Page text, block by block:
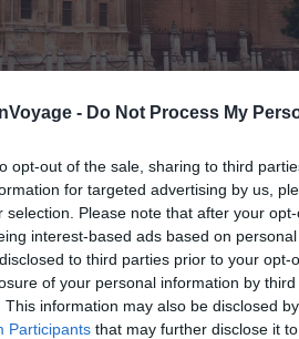
- Do Not Process My
opt-out of the sale, sharing to third
for targeted advertising by us,
selection. Please note that after your
interest-based ads based on
to third parties prior to your
of your personal information by
This information may also be disclosed
Participants that may further disclose it
Giralda de Séville
GetYourGuide, Civitatis ou
qui inclut les entrées aux deux
chacun sur son propre site
systématiquement incluse dans
€ pour l’Alcazar et 12-13 €